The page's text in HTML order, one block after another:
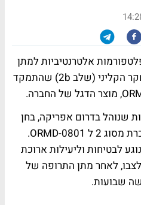
אלטרנטיביות למתן
תרופות, פרסמה ממצאי המחקר הקליני (שלב 2b) שהתמקד
שנוהל בדרום אפריקה, בחן
את התגובות של 29 חולי סוכרת מסוג 2 ל ORMD-0801.
לבטיחות וליעילות ארוכת
לאחר מתן התרופה של
שבועות.